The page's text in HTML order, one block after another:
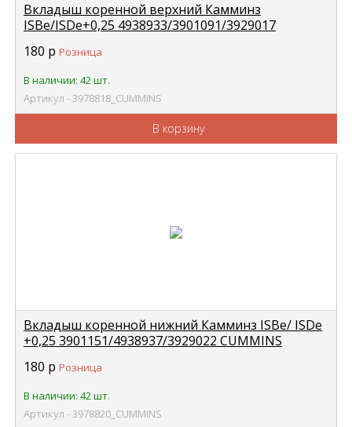
Вкладыш коренной верхний Камминз
ISBe/ISDe+0,25 4938933/3901091/3929017
180 р Розница
В наличии: 42 шт.
Артикул - 3978818_CUMMINS
В корзину
Вкладыш коренной нижний Камминз ISBe/ ISDe
+0,25 3901151/4938937/3929022 CUMMINS
180 р Розница
В наличии: 42 шт.
Артикул - 3978820_CUMMINS